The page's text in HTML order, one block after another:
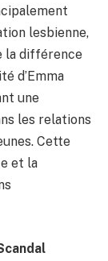
lesbienne,
la différence
d’Emma
une
les relations
Cette
et la